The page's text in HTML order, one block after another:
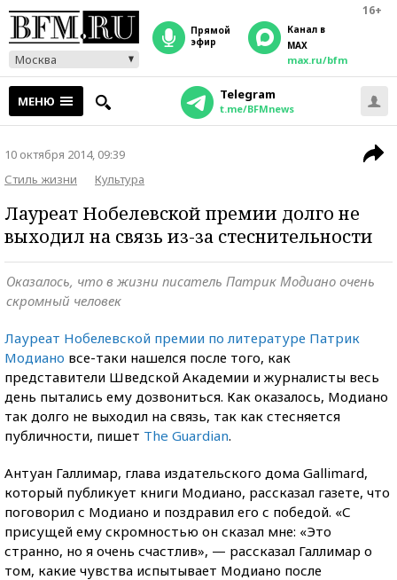
16+
Москва
прямой
эфир
Канал в
MAX
max.ru/bfm
МЕНЮ Telegram
t.me/BFMnews
10 октября 2014, 09:39
Стиль жизни
Культура
Лауреат Нобелевской премии долго не
выходил на связь из-за стеснительности
Оказалось, что в жизни писатель Патрик Модиано очень
скромный человек
Лауреат Нобелевской премии по литературе Патрик
Модиано все-таки нашелся после того, как
представители Шведской Академии и журналисты весь
день пытались ему дозвониться. Как оказалось, Модиано
так долго не выходил на связь, так как стесняется
публичности, пишет The Guardian.
Антуан Галлимар, глава издательского дома Gallimard,
который публикует книги Модиано, рассказал газете, что
поговорил с Модиано и поздравил его с победой. «С
присущей ему скромностью он сказал мне: «Это
странно, но я очень счастлив», — рассказал Галлимар о
том, какие чувства испытывает Модиано после